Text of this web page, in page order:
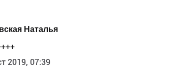
Наталья
2019, 07:39